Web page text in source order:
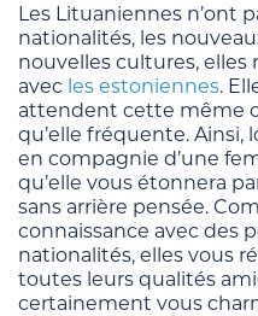
Les Lituaniennes n’ont
nationalités, les
nouvelles cultures, elles
avec les estoniennes.
attendent cette même
qu’elle fréquente. Ainsi,
en compagnie d’une
qu’elle vous étonnera
sans arrière pensée.
connaissance avec des
nationalités, elles vous
toutes leurs qualités
certainement vous